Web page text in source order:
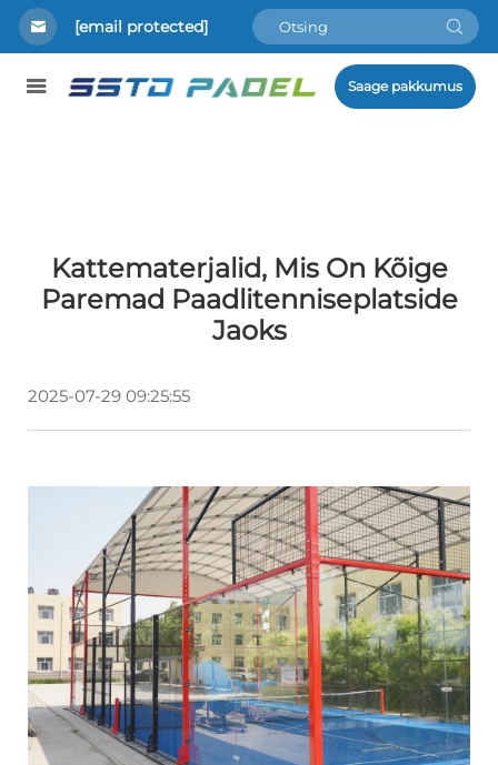
[email protected]
Saage pakkumus
Kattematerjalid, Mis On Kõige
Paremad Paadlitenniseplatside
Jaoks
2025-07-29 09:25:55